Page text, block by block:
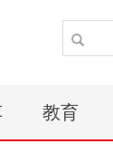
教育